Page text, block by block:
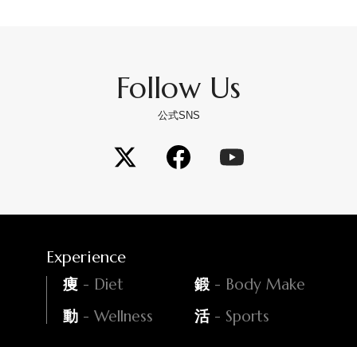
Follow Us
公式SNS
Experience
痩 - Diet 鍛 - Body Make
動 - Wellness 活- Sports